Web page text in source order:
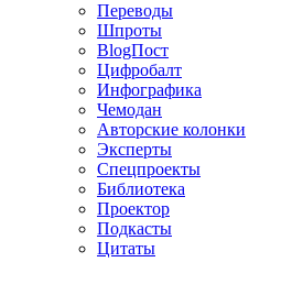
Переводы
Шпроты
BlogПост
Цифробалт
Инфографика
Чемодан
Авторские колонки
Эксперты
Спецпроекты
Библиотека
Проектор
Подкасты
Цитаты